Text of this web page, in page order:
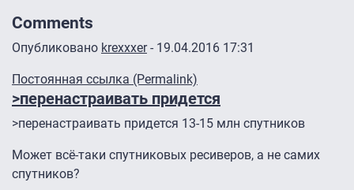
Comments
Опубликовано krexxxer- 19.04.2016 17:31
Постоянная ссылка (Permalink)
>перенастраивать придется
>перенастраивать придется 13-15 млн спутников
Может всё-таки спутниковых ресиверов, а не самих
спутников?